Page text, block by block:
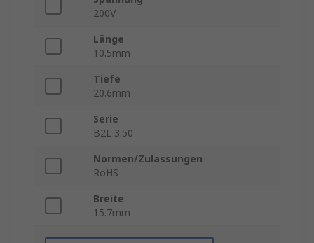
200V
Länge
10.5mm
Tiefe
20.6mm
Serie
B2L 3.50
Normen/Zulassungen
RoHS
Breite
15.7mm